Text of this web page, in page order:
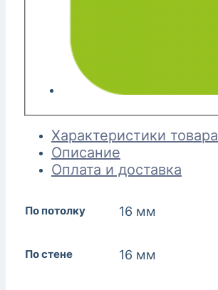
Характеристики товара
Описание
Оплата и доставка
По потолку 16 мм
По стене 16 мм